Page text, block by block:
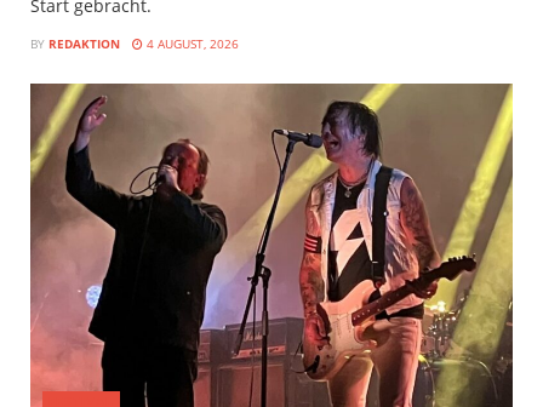
Start gebracht.
BY REDAKTION 4 AUGUST, 2026